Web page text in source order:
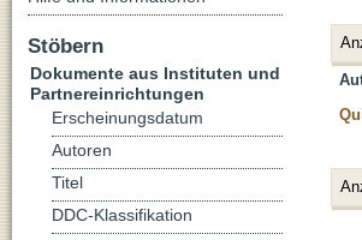
Stöbern
Dokumente aus Instituten und
Partnereinrichtungen
Erscheinungsdatum
Autoren
Titel
DDC-Klassifikation